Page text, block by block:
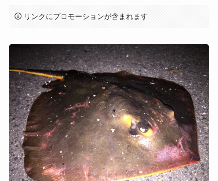
リンクにプロモーションが含まれます